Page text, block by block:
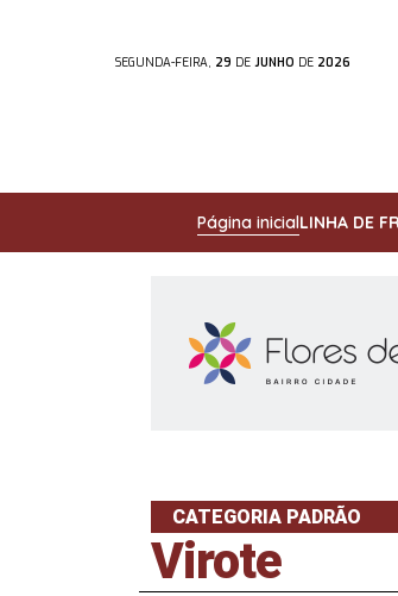
SEGUNDA-FEIRA, 29 DE JUNHO DE 2026
Página inicialLINHA DE
CATEGORIA PADRÃO
Virote